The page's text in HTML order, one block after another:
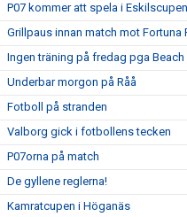
P07 kommer att spela i Eskilscupen
Grillpaus innan match mot Fortuna
Ingen träning på fredag pga Beach
Underbar morgon på Råå
Fotboll på stranden
Valborg gick i fotbollens tecken
P07orna på match
De gyllene reglerna!
Kamratcupen i Höganäs